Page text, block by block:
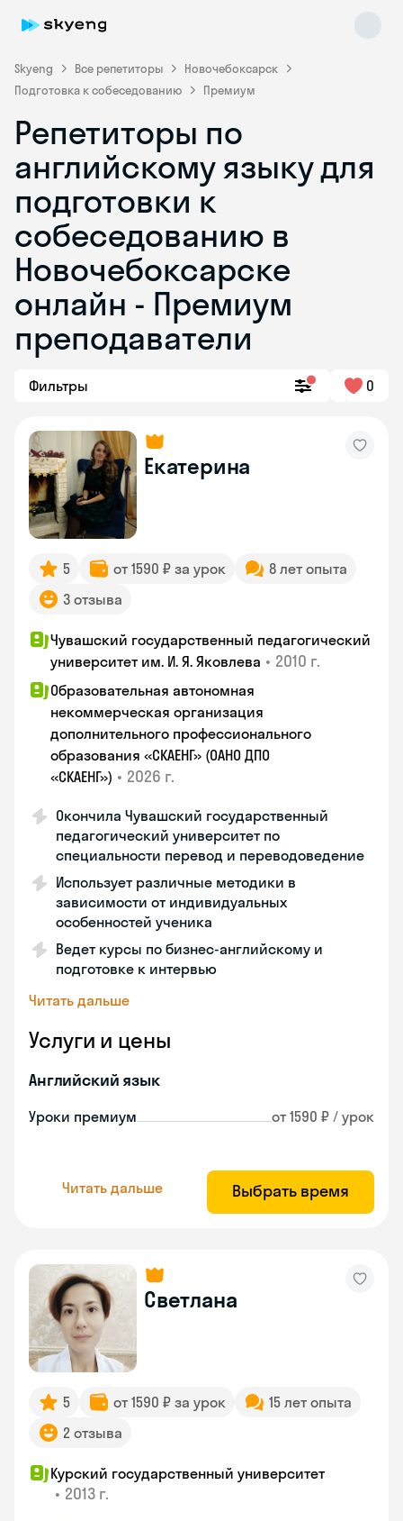
Skyeng Все репетиторы
Новочебоксарск
Подготовка к собеседованию
Премиум
Репетиторы по
английскому языку для
подготовки к
собеседованию в
Новочебоксарске
онлайн - Премиум
преподаватели
Фильтры 0
Екатерина
5 от 1590 ₽ за урок
8 лет опыта
3 отзыва
Чувашский государственный педагогический
университет им. И. Я. Яковлева • 2010 г.
Образовательная автономная
некоммерческая организация
дополнительного профессионального
образования «СКАЕНГ» (ОАНО ДПО
«СКАЕНГ») • 2026 г.
Окончила Чувашский государственный
педагогический университет по
специальности перевод и переводоведение
Использует различные методики в
зависимости от индивидуальных
особенностей ученика
Ведет курсы по бизнес-английскому и
подготовке к интервью
Читать дальше
Услуги и цены
Английский язык
Уроки премиум от 1590 ₽ / урок
Читать дальше Выбрать время
Светлана
5 от 1590 ₽ за урок
15 лет опыта
2 отзыва
Курский государственный университет
• 2013 г.
Skyeng Chat